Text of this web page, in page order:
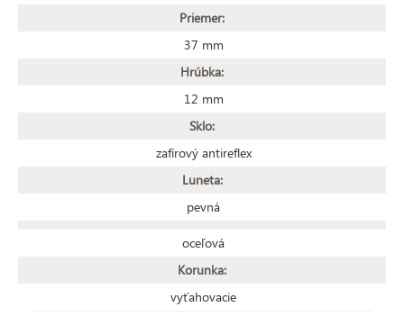
Priemer:
37 mm
Hrúbka:
12 mm
Sklo:
zafírový antireflex
Luneta:
pevná
oceľová
Korunka:
vyťahovacie